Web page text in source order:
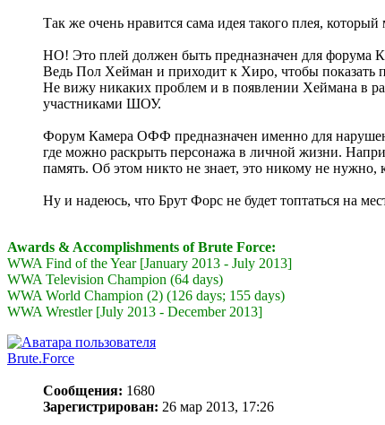
Так же очень нравится сама идея такого плея,
НО! Это плей должен быть предназначен для форума
Ведь Пол Хейман и приходит к Хиро, чтобы показать
Не вижу никаких проблем и в появлении Хеймана в
участниками ШОУ.
Форум Камера ОФФ предназначен именно для
где можно раскрыть персонажа в личной жизни.
память. Об этом никто не знает, это никому не нужно,
Ну и надеюсь, что Брут Форс не будет топтаться на
Awards & Accomplishments of Brute Force:
WWA Find of the Year [January 2013 - July 2013]
WWA Television Champion (64 days)
WWA World Champion (2) (126 days; 155 days)
WWA Wrestler [July 2013 - December 2013]
Brute.Force
Сообщения: 1680
Зарегистрирован: 26 мар 2013, 17:26